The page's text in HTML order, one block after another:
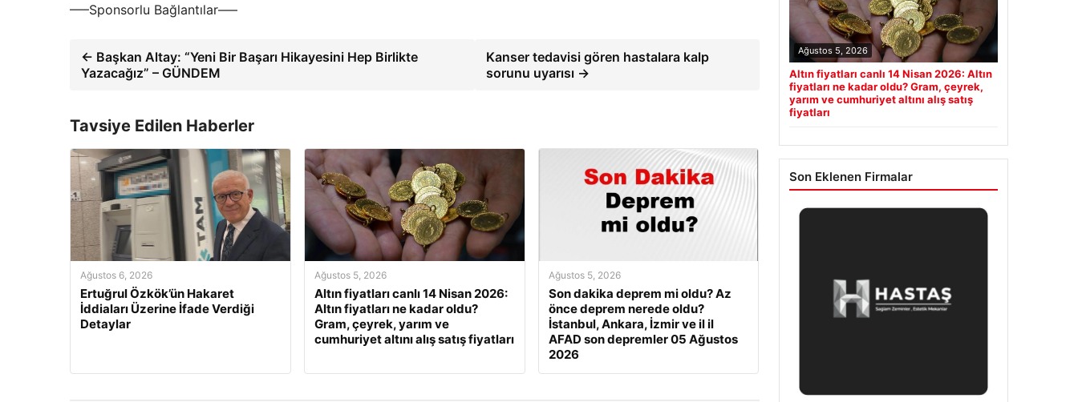
—–Sponsorlu Bağlantılar—–
← Başkan Altay: “Yeni Bir Başarı Hikayesini Hep Birlikte
Yazacağız” – GÜNDEM
Kanser tedavisi gören hastalara kalp
sorunu uyarısı →
Tavsiye Edilen Haberler
Ağustos 6, 2026
Ertuğrul Özkök’ün Hakaret
İddiaları Üzerine İfade Verdiği
Detaylar
Ağustos 5, 2026
Altın fiyatları canlı 14 Nisan 2026:
Altın fiyatları ne kadar oldu?
Gram, çeyrek, yarım ve
cumhuriyet altını alış satış fiyatları
Ağustos 5, 2026
Son dakika deprem mi oldu? Az
önce deprem nerede oldu?
İstanbul, Ankara, İzmir ve il il
AFAD son depremler 05 Ağustos
2026
Ağustos 5, 2026
Altın fiyatları canlı 14 Nisan 2026: Altın
fiyatları ne kadar oldu? Gram, çeyrek,
yarım ve cumhuriyet altını alış satış
fiyatları
Son Eklenen Firmalar